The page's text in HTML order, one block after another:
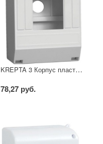
KREPTA 3 Корпус пластиковый КМПн 1/4 IP20 белый IEK
78,27 руб.